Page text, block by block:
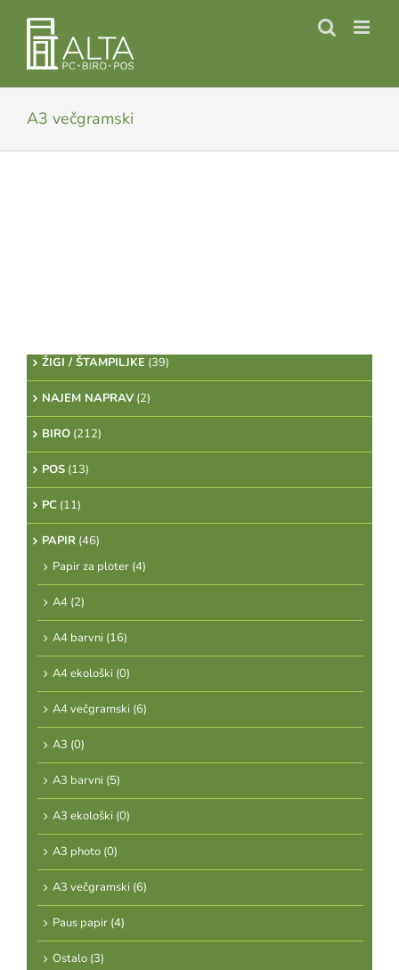
content
A3 večgramski
ŽIGI / ŠTAMPILJKE (39)
NAJEM NAPRAV (2)
BIRO (212)
POS (13)
PC (11)
PAPIR (46)
Papir za ploter (4)
A4 (2)
A4 barvni (16)
A4 ekološki (0)
A4 večgramski (6)
A3 (0)
A3 barvni (5)
A3 ekološki (0)
A3 photo (0)
A3 večgramski (6)
Paus papir (4)
Ostalo (3)